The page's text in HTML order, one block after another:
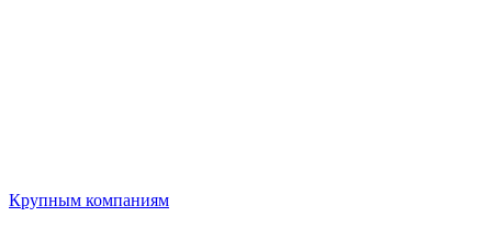
Крупным компаниям